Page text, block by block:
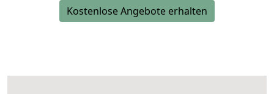
Kostenlose Angebote erhalten